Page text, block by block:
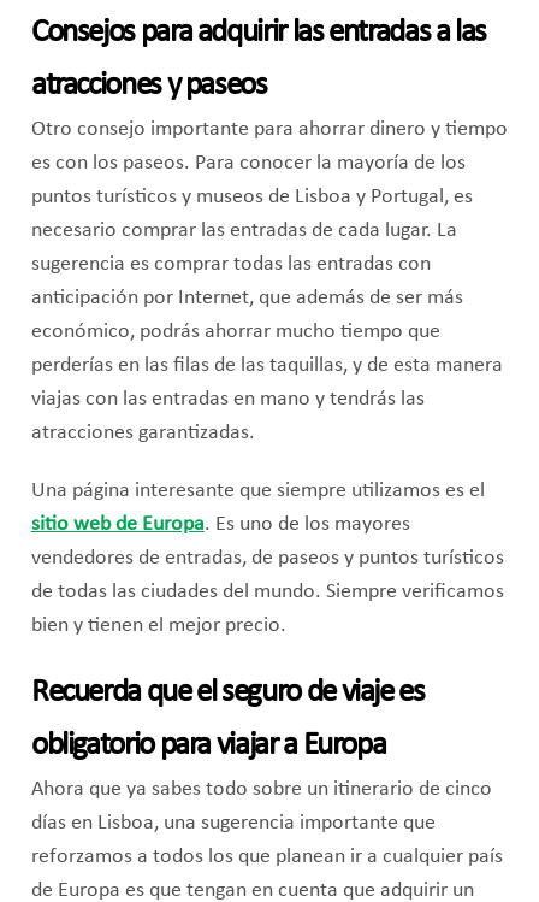
Consejos para adquirir las entradas a las
atracciones y paseos
Otro consejo importante para ahorrar dinero y tiempo
es con los paseos. Para conocer la mayoría de los
puntos turísticos y museos de Lisboa y Portugal, es
necesario comprar las entradas de cada lugar. La
sugerencia es comprar todas las entradas con
anticipación por Internet, que además de ser más
económico, podrás ahorrar mucho tiempo que
perderías en las filas de las taquillas, y de esta manera
viajas con las entradas en mano y tendrás las
atracciones garantizadas.
Una página interesante que siempre utilizamos es el
sitio web de Europa. Es uno de los mayores
vendedores de entradas, de paseos y puntos turísticos
de todas las ciudades del mundo. Siempre verificamos
bien y tienen el mejor precio.
Recuerda que el seguro de viaje es
obligatorio para viajar a Europa
Ahora que ya sabes todo sobre un itinerario de cinco
días en Lisboa, una sugerencia importante que
reforzamos a todos los que planean ir a cualquier país
de Europa es que tengan en cuenta que adquirir un